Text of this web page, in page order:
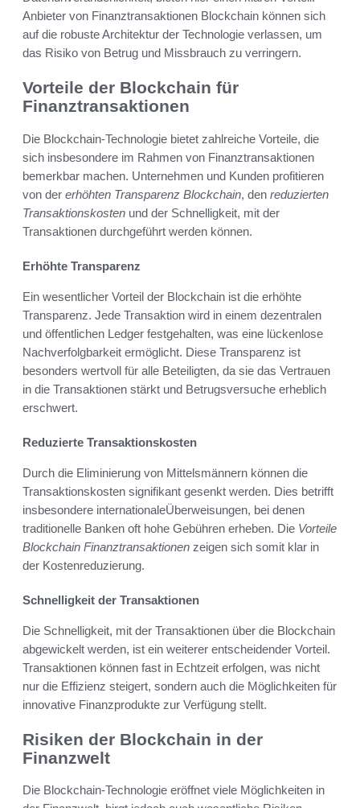
Anbieter von Finanztransaktionen Blockchain können sich
auf die robuste Architektur der Technologie verlassen, um
das Risiko von Betrug und Missbrauch zu verringern.
Vorteile der Blockchain für
Finanztransaktionen
Die Blockchain-Technologie bietet zahlreiche Vorteile, die
sich insbesondere im Rahmen von Finanztransaktionen
bemerkbar machen. Unternehmen und Kunden profitieren
von der erhöhten Transparenz Blockchain, den reduzierten
Transaktionskosten und der Schnelligkeit, mit der
Transaktionen durchgeführt werden können.
Erhöhte Transparenz
Ein wesentlicher Vorteil der Blockchain ist die erhöhte
Transparenz. Jede Transaktion wird in einem dezentralen
und öffentlichen Ledger festgehalten, was eine lückenlose
Nachverfolgbarkeit ermöglicht. Diese Transparenz ist
besonders wertvoll für alle Beteiligten, da sie das Vertrauen
in die Transaktionen stärkt und Betrugsversuche erheblich
erschwert.
Reduzierte Transaktionskosten
Durch die Eliminierung von Mittelsmännern können die
Transaktionskosten signifikant gesenkt werden. Dies betrifft
insbesondere internationaleÜberweisungen, bei denen
traditionelle Banken oft hohe Gebühren erheben. Die Vorteile
Blockchain Finanztransaktionen zeigen sich somit klar in
der Kostenreduzierung.
Schnelligkeit der Transaktionen
Die Schnelligkeit, mit der Transaktionen über die Blockchain
abgewickelt werden, ist ein weiterer entscheidender Vorteil.
Transaktionen können fast in Echtzeit erfolgen, was nicht
nur die Effizienz steigert, sondern auch die Möglichkeiten für
innovative Finanzprodukte zur Verfügung stellt.
Risiken der Blockchain in der
Finanzwelt
Die Blockchain-Technologie eröffnet viele Möglichkeiten in